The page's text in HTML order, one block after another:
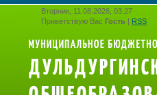
Вторник, 11.08.2026, 03:27
Приветствую Вас Гость | RSS